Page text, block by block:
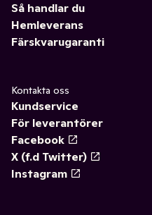
Så handlar du
Hemleverans
Färskvarugaranti
Kontakta oss
Kundservice
För leverantörer
Facebook
X (f.d Twitter)
Instagram